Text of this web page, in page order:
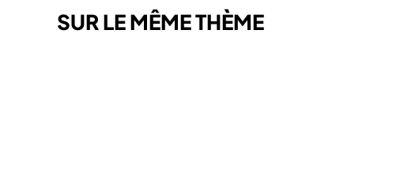
SUR LE MÊME THÈME